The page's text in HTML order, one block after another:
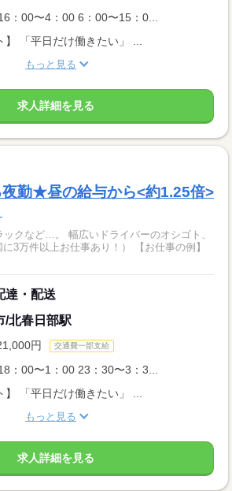
：00〜4：00 6：00〜15：0...
】 「平日だけ働きたい」 ...
もっと見る
求人詳細を見る
夜勤★昼の給与から<約1.25倍>
クなど…。 幅広いドライバーのオシゴト、
上お仕事あり！） 【お仕事の例】
達・配送
/北春日部駅
円 交通費一部支給
：00〜1：00 23：30〜3：3...
】 「平日だけ働きたい」 ...
もっと見る
求人詳細を見る